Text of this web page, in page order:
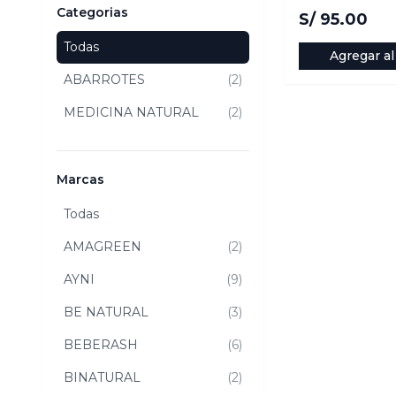
Categorias
Todas
ABARROTES (2)
MEDICINA NATURAL (2)
Marcas
Todas
AMAGREEN (2)
AYNI (9)
BE NATURAL (3)
BEBERASH (6)
BINATURAL (2)
S/ 95.00
Agregar